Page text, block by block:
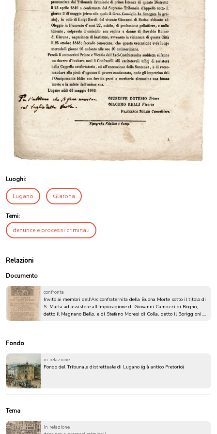
Luoghi:
Lugano Glarona
Temi:
denunce e processi criminali
Relazioni
Documento
confronta
Invito ai membri dell'Arciconfraternita della Buona Morte sotto il titolo di
S. Marta ad assistere all'impiccagione di Giovanni Camozzi di Bogno,
detto il Magnano Bello, e di Stefano Moresi di Colla, detto il Boriggioni,
Fondo
in relazione
Fondo del Tribunale distrettuale di Lugano (già antico Pretorio)
Tema
in relazione